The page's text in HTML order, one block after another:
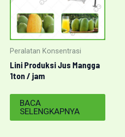
Peralatan Konsentrasi
Lini Produksi Jus Mangga
1ton / jam
BACA
SELENGKAPNYA